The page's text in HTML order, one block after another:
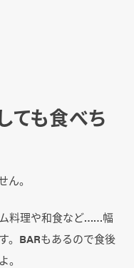
ても食べち
。
料理や和食など……幅
。BARもあるので食後
。